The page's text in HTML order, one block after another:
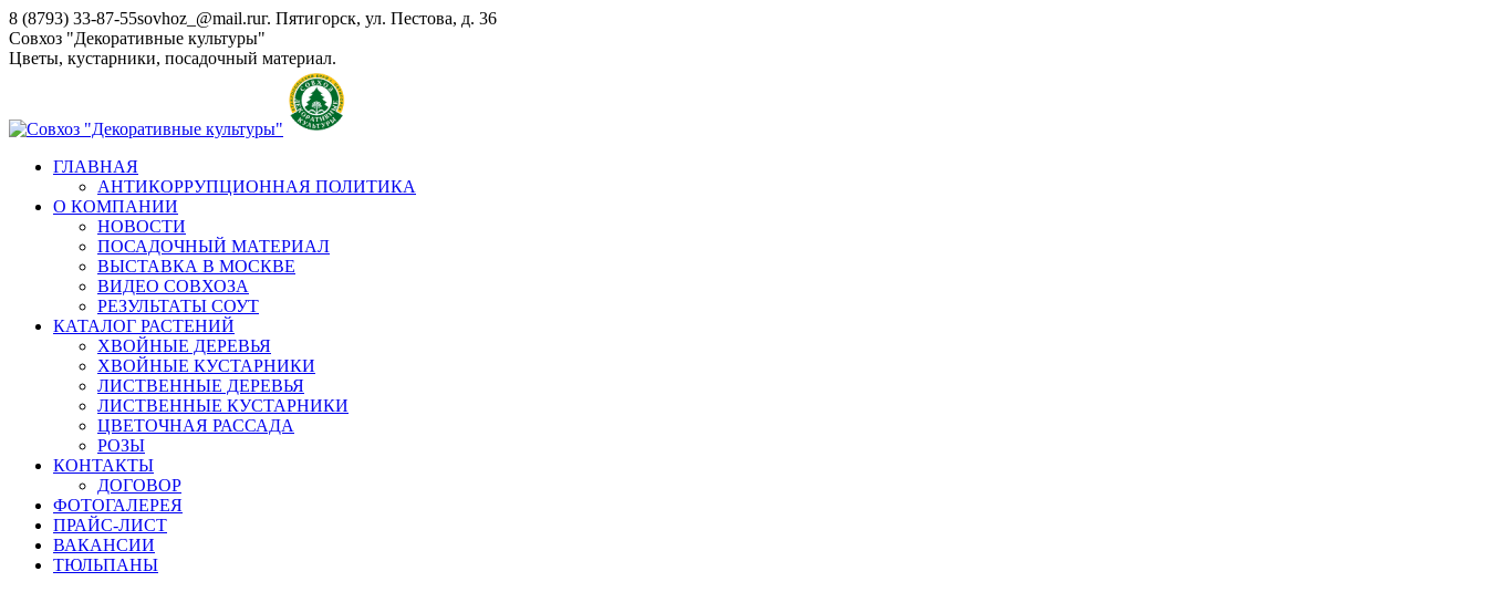
Перейти
к
содержанию
8 (8793) 33-87-55sovhoz_@mail.ruг. Пятигорск, ул. Пестова, д. 36
Совхоз "Декоративные культуры"
Цветы, кустарники, посадочный материал.
ГЛАВНАЯ
АНТИКОРРУПЦИОННАЯ ПОЛИТИКА
О КОМПАНИИ
НОВОСТИ
ПОСАДОЧНЫЙ МАТЕРИАЛ
ВЫСТАВКА В МОСКВЕ
ВИДЕО СОВХОЗА
РЕЗУЛЬТАТЫ СОУТ
КАТАЛОГ РАСТЕНИЙ
ХВОЙНЫЕ ДЕРЕВЬЯ
ХВОЙНЫЕ КУСТАРНИКИ
ЛИСТВЕННЫЕ ДЕРЕВЬЯ
ЛИСТВЕННЫЕ КУСТАРНИКИ
ЦВЕТОЧНАЯ РАССАДА
РОЗЫ
КОНТАКТЫ
ДОГОВОР
ФОТОГАЛЕРЕЯ
ПРАЙС-ЛИСТ
ВАКАНСИИ
ТЮЛЬПАНЫ